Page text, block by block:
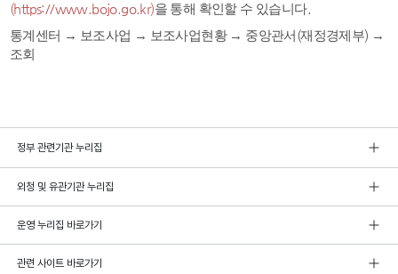
(https://www.bojo.go.kr)을 통해 확인할 수 있습니다.
통계센터 → 보조사업 → 보조사업현황 → 중앙관서(재정경제부) →
조회
정부 관련기관 누리집
외청 및 유관기관 누리집
운영 누리집 바로가기
관련 사이트 바로가기